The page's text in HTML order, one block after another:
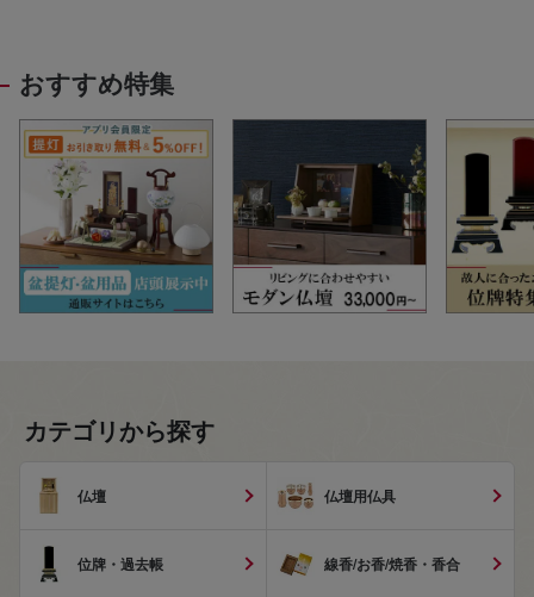
おすすめ特集
カテゴリから探す
仏壇 仏壇用仏具
位牌・過去帳 線香/お香/焼香・香合